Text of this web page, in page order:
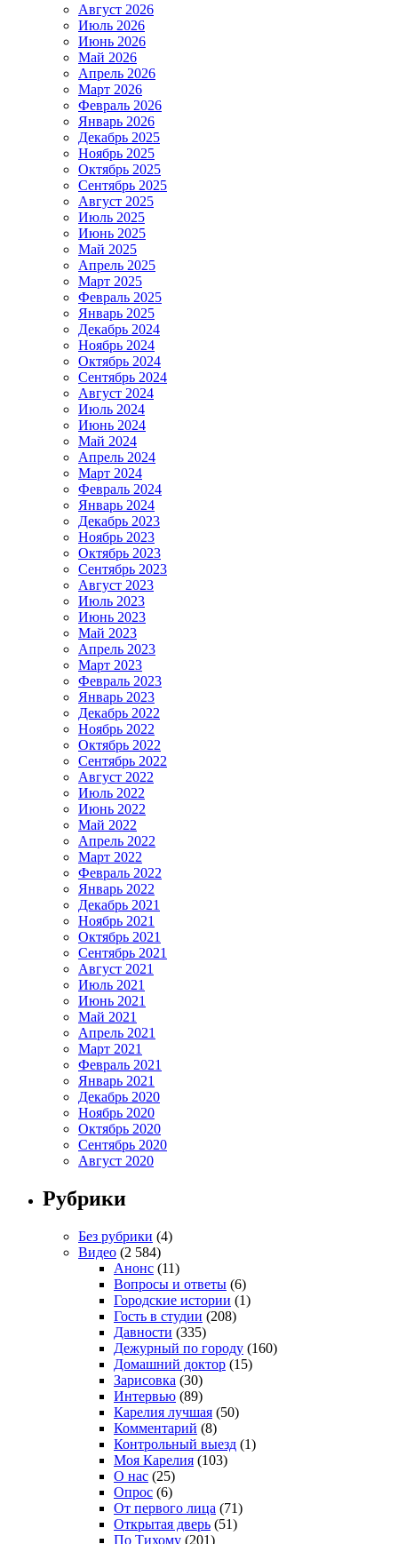
Август 2026
Июль 2026
Июнь 2026
Май 2026
Апрель 2026
Март 2026
Февраль 2026
Январь 2026
Декабрь 2025
Ноябрь 2025
Октябрь 2025
Сентябрь 2025
Август 2025
Июль 2025
Июнь 2025
Май 2025
Апрель 2025
Март 2025
Февраль 2025
Январь 2025
Декабрь 2024
Ноябрь 2024
Октябрь 2024
Сентябрь 2024
Август 2024
Июль 2024
Июнь 2024
Май 2024
Апрель 2024
Март 2024
Февраль 2024
Январь 2024
Декабрь 2023
Ноябрь 2023
Октябрь 2023
Сентябрь 2023
Август 2023
Июль 2023
Июнь 2023
Май 2023
Апрель 2023
Март 2023
Февраль 2023
Январь 2023
Декабрь 2022
Ноябрь 2022
Октябрь 2022
Сентябрь 2022
Август 2022
Июль 2022
Июнь 2022
Май 2022
Апрель 2022
Март 2022
Февраль 2022
Январь 2022
Декабрь 2021
Ноябрь 2021
Октябрь 2021
Сентябрь 2021
Август 2021
Июль 2021
Июнь 2021
Май 2021
Апрель 2021
Март 2021
Февраль 2021
Январь 2021
Декабрь 2020
Ноябрь 2020
Октябрь 2020
Сентябрь 2020
Август 2020
Рубрики
Без рубрики (4)
Видео (2 584)
Анонс (11)
Вопросы и ответы (6)
Городские истории (1)
Гость в студии (208)
Давности (335)
Дежурный по городу (160)
Домашний доктор (15)
Зарисовка (30)
Интервью (89)
Карелия лучшая (50)
Комментарий (8)
Контрольный выезд (1)
Моя Карелия (103)
О нас (25)
Опрос (6)
От первого лица (71)
Открытая дверь (51)
По Тихому (201)